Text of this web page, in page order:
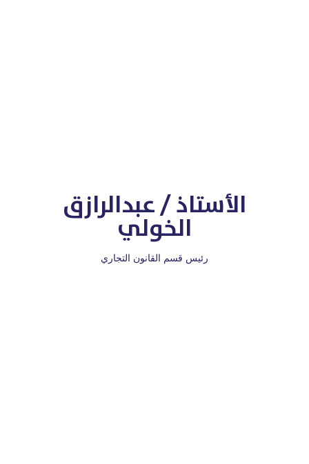
الأستاذ / عبدالرازق
الخولي
رئيس قسم القانون التجاري